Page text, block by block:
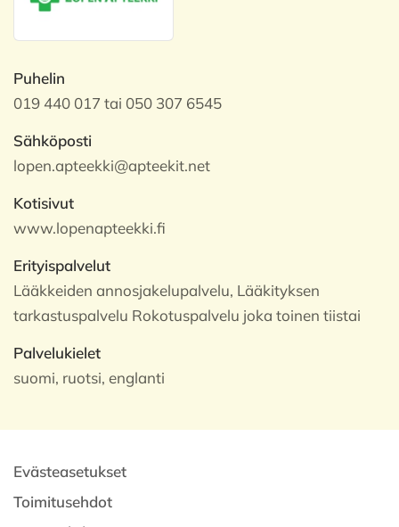
Puhelin
019 440 017 tai 050 307 6545
Sähköposti
lopen.apteekki@apteekit.net
Kotisivut
www.lopenapteekki.fi
Erityispalvelut
Lääkkeiden annosjakelupalvelu, Lääkityksen
tarkastuspalvelu Rokotuspalvelu joka toinen tiistai
Palvelukielet
suomi, ruotsi, englanti
Evästeasetukset
Toimitusehdot